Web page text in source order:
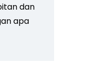
dan
apa